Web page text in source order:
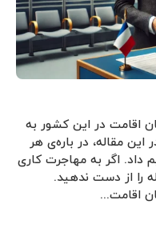
اقامت در این کشور به
مقاله، در باره‌ی هر
داد. اگر به مهاجرت کاری
را از دست ندهید.
اقامت...